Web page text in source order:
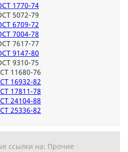
1770-74
5072-79
6709-72
7004-78
7617-77
9147-80
9310-75
11680-76
16932-82
17811-78
24104-88
25336-82
ссылки на: Прочие